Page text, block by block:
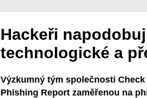
Hackeři
technologické a
Výzkumný tým společnosti
Phishing Report zaměřenou na